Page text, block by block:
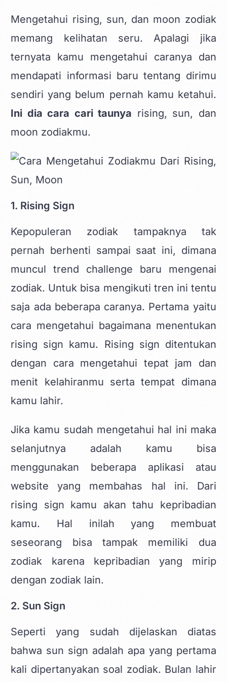
Mengetahui rising, sun, dan moon zodiak
memang kelihatan seru. Apalagi jika
ternyata kamu mengetahui caranya dan
mendapati informasi baru tentang dirimu
sendiri yang belum pernah kamu ketahui.
Ini dia cara cari taunya rising, sun, dan
moon zodiakmu.
1. Rising Sign
Kepopuleran zodiak tampaknya tak
pernah berhenti sampai saat ini, dimana
muncul trend challenge baru mengenai
zodiak. Untuk bisa mengikuti tren ini tentu
saja ada beberapa caranya. Pertama yaitu
cara mengetahui bagaimana menentukan
rising sign kamu. Rising sign ditentukan
dengan cara mengetahui tepat jam dan
menit kelahiranmu serta tempat dimana
kamu lahir.
Jika kamu sudah mengetahui hal ini maka
selanjutnya adalah kamu bisa
menggunakan beberapa aplikasi atau
website yang membahas hal ini. Dari
rising sign kamu akan tahu kepribadian
kamu. Hal inilah yang membuat
seseorang bisa tampak memiliki dua
zodiak karena kepribadian yang mirip
dengan zodiak lain.
2. Sun Sign
Seperti yang sudah dijelaskan diatas
bahwa sun sign adalah apa yang pertama
kali dipertanyakan soal zodiak. Bulan lahir